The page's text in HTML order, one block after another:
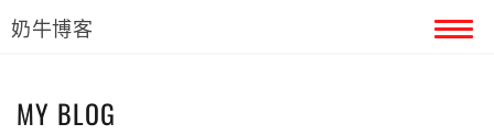
奶牛博客
MY BLOG